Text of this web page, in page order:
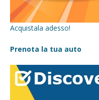
Acquistala adesso!
Prenota la tua auto